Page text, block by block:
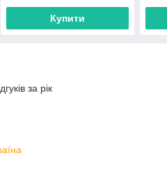
Купити
за рік